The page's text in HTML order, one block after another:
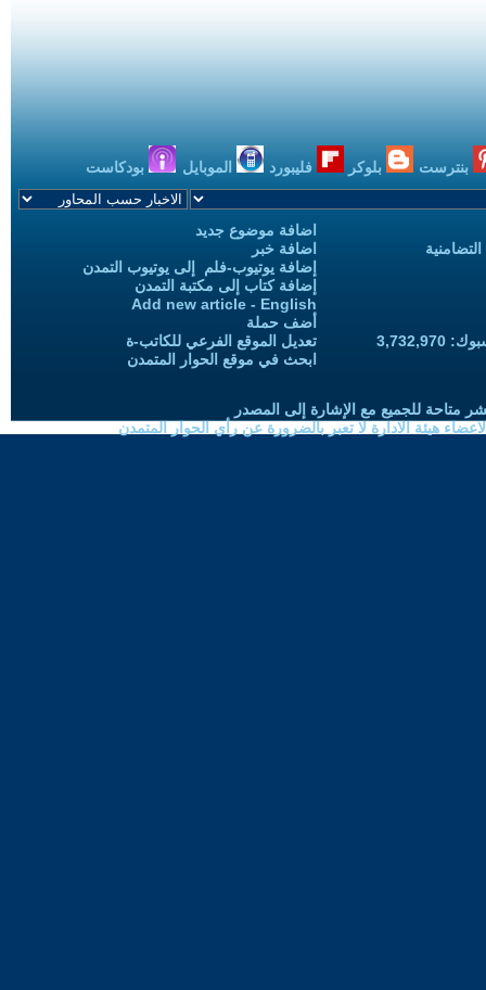
بنترست بلوكر فليبورد الموبايل بودكاست
اضافة موضوع جديد
اضافة خبر
إضافة يوتيوب-فلم إلى يوتيوب التمدن
إضافة كتاب إلى مكتبة التمدن
Add new article - English
أضف حملة
تعديل الموقع الفرعي للكاتب-ة
ابحث في موقع الحوار المتمدن
متاحة للجميع مع الإشارة إلى المصدر
هيئة الادارة لا تعبر بالضرورة عن رأي الحوار المتمدن